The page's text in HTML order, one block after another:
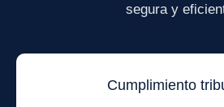
segura y
Cumplimiento